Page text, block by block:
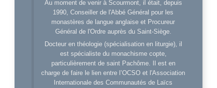
Au moment de venir à Scourmont, il était, depuis
1990, Conseiller de l'Abbé Général pour les
monastères de langue anglaise et Procureur
Général de l'Ordre auprès du Saint-Siège.
Docteur en théologie (spécialisation en liturgie), il
est spécialiste du monachisme copte,
particulièrement de saint Pachôme. Il est en
charge de faire le lien entre l’OCSO et l'Association
Internationale des Communautés de Laïcs